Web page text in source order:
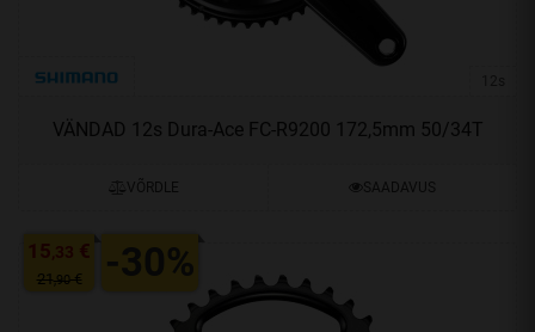
VÄNDAD 12s Dura-Ace FC-R9200 172,5mm 50/34T
VÕRDLE SAADAVUS
15,33 €
21,90€ -30%